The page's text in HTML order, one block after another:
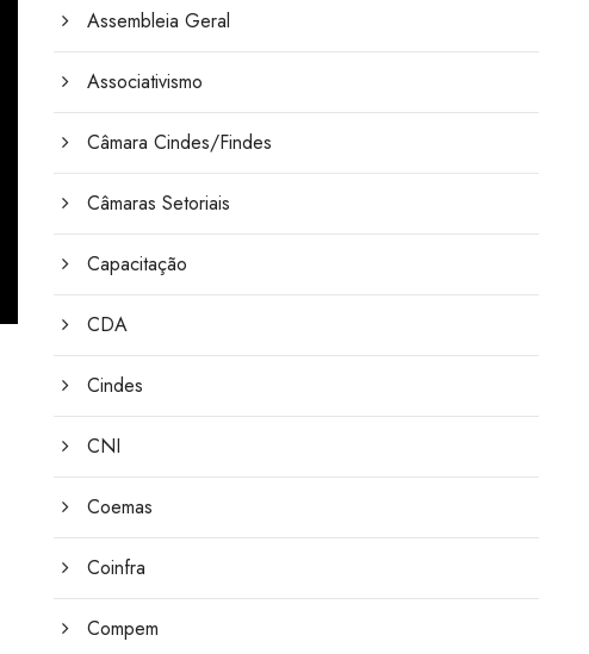
Assembleia Geral
Associativismo
Câmara Cindes/Findes
Câmaras Setoriais
Capacitação
CDA
Cindes
CNI
Coemas
Coinfra
Compem